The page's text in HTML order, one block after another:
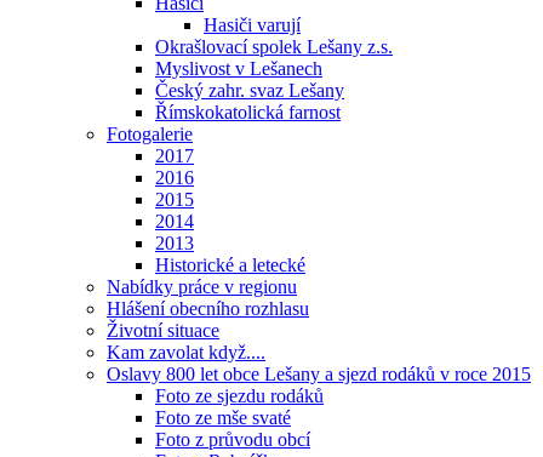
Hasiči varují
Okrašlovací spolek Lešany z.s.
Myslivost v Lešanech
Český zahr. svaz Lešany
Římskokatolická farnost
Fotogalerie
2017
2016
2015
2014
2013
Historické a letecké
Nabídky práce v regionu
Hlášení obecního rozhlasu
Životní situace
Kam zavolat když....
Oslavy 800 let obce Lešany a sjezd rodáků v roce 2015
Foto ze sjezdu rodáků
Foto ze mše svaté
Foto z průvodu obcí